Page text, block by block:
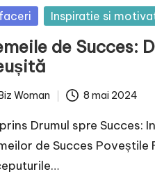
Inspiratie si
de Succes:
Woman 8 mai 2024
Drumul spre Succes:
de Succes Poveștile